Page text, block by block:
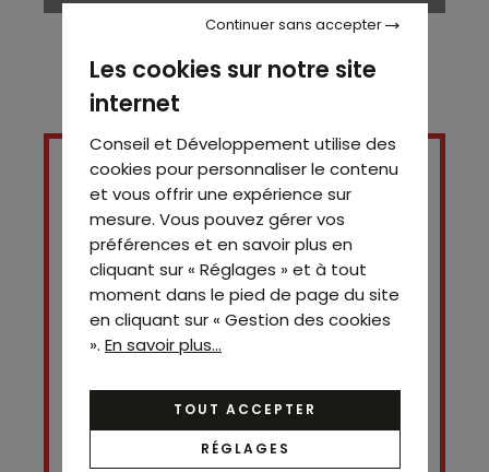
Contact
Simon SITRUK
06 28 53 07 42
Les cookies sur notre site
internet
Conseil et Développement utilise des
cookies pour personnaliser le contenu
et vous offrir une expérience sur
mesure. Vous pouvez gérer vos
préférences et en savoir plus en
cliquant sur « Réglages » et à tout
moment dans le pied de page du site
en cliquant sur « Gestion des cookies
». En savoir plus...
TOUT ACCEPTER
RÉGLAGES
Continuer sans accepter